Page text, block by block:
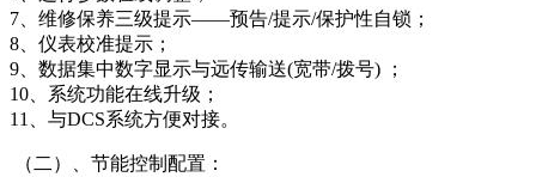
7、维修保养三级提示——预告/提示/保护性自锁；
8、仪表校准提示；
9、数据集中数字显示与远传输送(宽带/拨号) ；
10、系统功能在线升级；
11、与DCS系统方便对接。
（二）、节能控制配置：